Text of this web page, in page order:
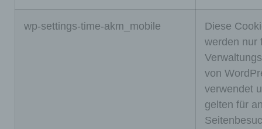
wp-settings-time-akm_mobile
Diese
werden nur
von
verwendet
gelten für
s